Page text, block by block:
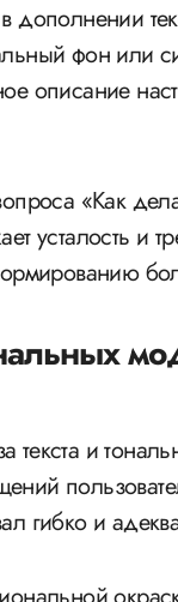
дополнении
фон или
описание
«Как
усталость и
и
гибко и